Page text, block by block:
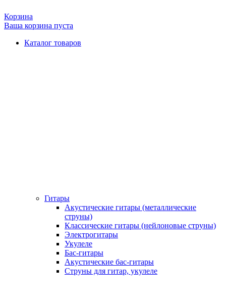
Корзина
Ваша корзина пуста
Каталог товаров
Гитары
Акустические гитары (металлические
струны)
Классические гитары (нейлоновые струны)
Электрогитары
Укулеле
Бас-гитары
Акустические бас-гитары
Струны для гитар, укулеле